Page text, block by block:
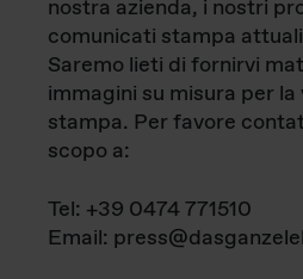
nostra azienda, i nostri
comunicati stampa
Saremo lieti di fornirvi
immagini su misura per
stampa. Per favore
scopo a:
Tel: +39 0474 771510
Email: